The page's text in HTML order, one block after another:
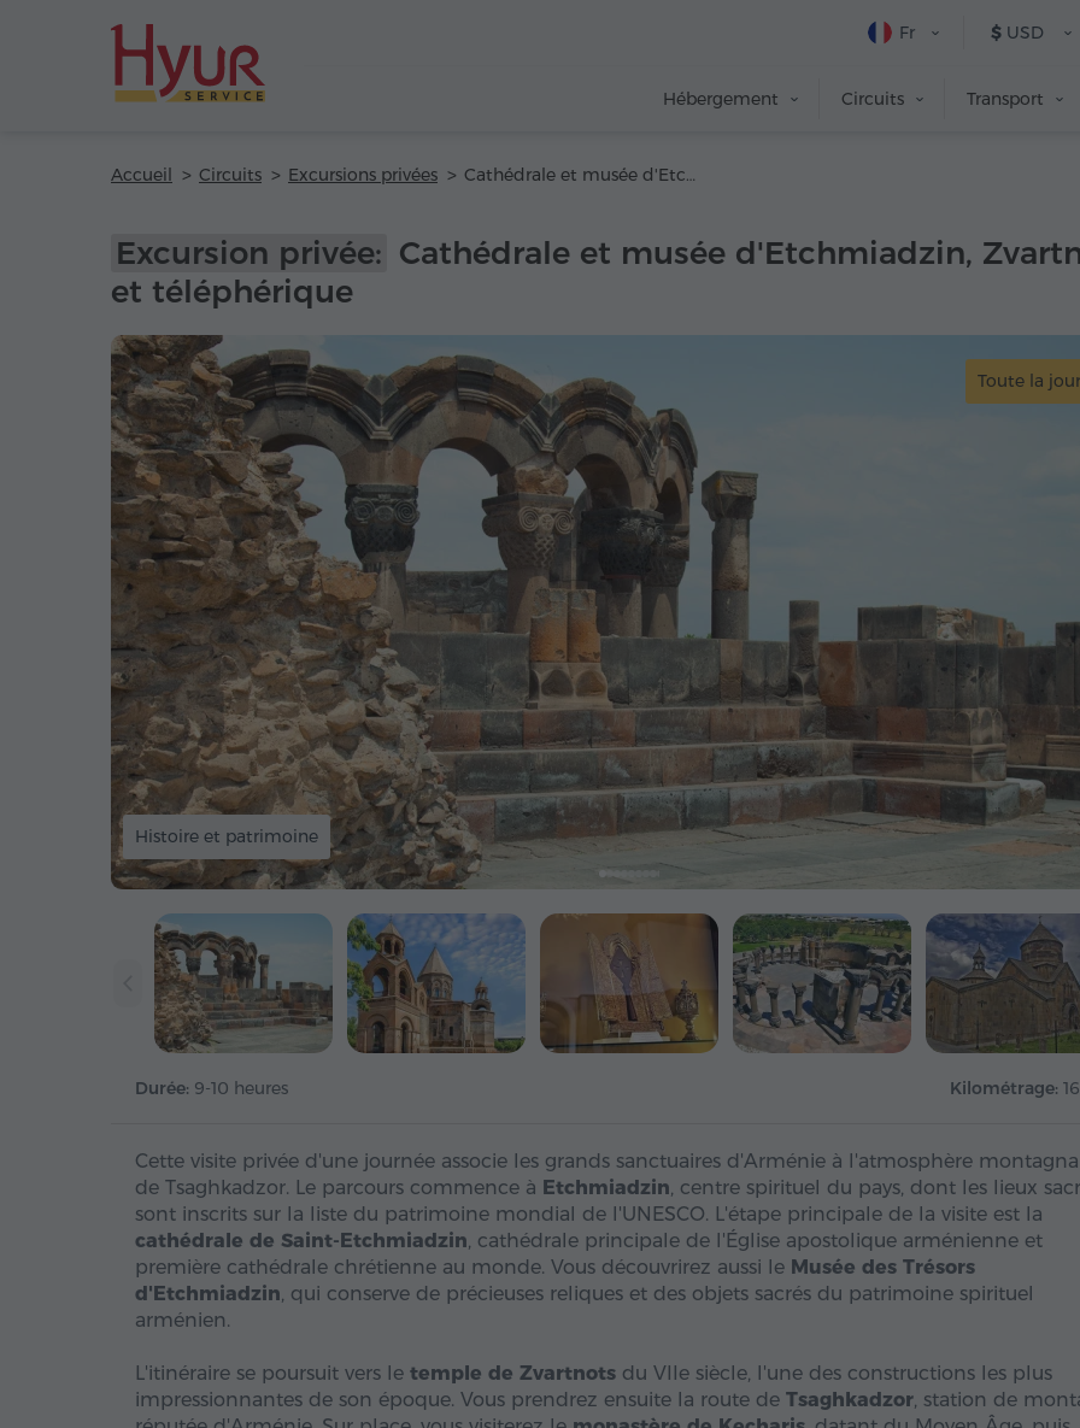
$ USD
Fr
Hébergement Circuits Transport
Accueil Circuits Excursions privées Cathédrale et musée d'Etchmiadzin, Zvartnots, Tsaghkadzor, Kecharis et téléphérique
Excursion privée: Cathédrale et musée d'Etchmiadzin,
et téléphérique
Toute la
Histoire et patrimoine
Durée: 9-10 heures Kilométrage:
Cette visite privée d'une journée associe les grands sanctuaires d'Arménie à l'atmosphère
de Tsaghkadzor. Le parcours commence à Etchmiadzin, centre spirituel du pays, dont les lieux
sont inscrits sur la liste du patrimoine mondial de l'UNESCO. L'étape principale de la visite est la
cathédrale de Saint-Etchmiadzin, cathédrale principale de l'Église apostolique arménienne et
première cathédrale chrétienne au monde. Vous découvrirez aussi le Musée des Trésors
d'Etchmiadzin, qui conserve de précieuses reliques et des objets sacrés du patrimoine spirituel
arménien.
L'itinéraire se poursuit vers le temple de Zvartnots du VIIe siècle, l'une des constructions les plus
impressionnantes de son époque. Vous prendrez ensuite la route de Tsaghkadzor, station de